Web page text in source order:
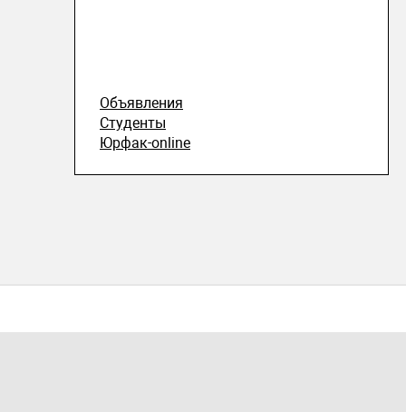
Объявления
Студенты
Юрфак-online